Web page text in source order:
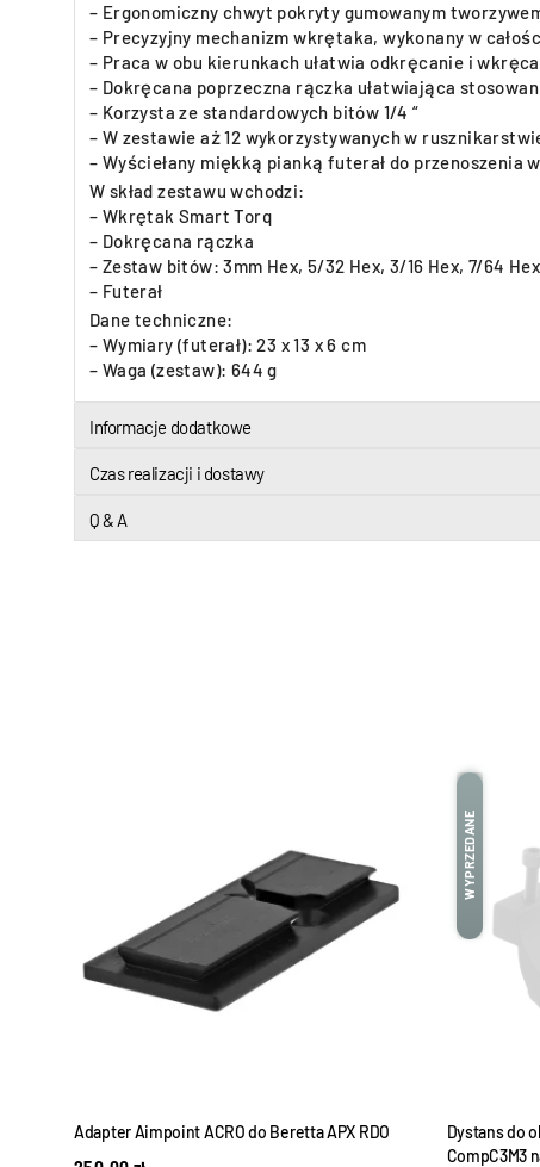
– Ergonomiczny chwyt pokryty gumowanym
– Precyzyjny mechanizm wkrętaka, wykonany w
– Praca w obu kierunkach ułatwia odkręcanie i
– Dokręcana poprzeczna rączka ułatwiająca
– Korzysta ze standardowych bitów 1/4 “
– W zestawie aż 12 wykorzystywanych w
– Wyściełany miękką pianką futerał do przenoszenia
W skład zestawu wchodzi:
– Wkrętak Smart Torq
– Dokręcana rączka
– Zestaw bitów: 3mm Hex, 5/32 Hex, 3/16 Hex, 7/64
– Futerał
Dane techniczne:
– Wymiary (futerał): 23 x 13 x 6 cm
– Waga (zestaw): 644 g
Informacje dodatkowe
Czas realizacji i dostawy
Q & A
Adapter Aimpoint ACRO do Beretta APX RDO
WYPRZEDANE
Dystans do
CompC3M3